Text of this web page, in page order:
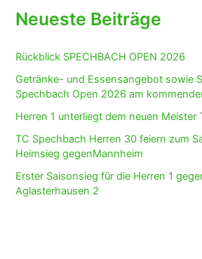
Neueste Beiträge
Rückblick SPECHBACH OPEN 2026
Getränke- und Essensangebot sowie
Spechbach Open 2026 am
Herren 1 unterliegt dem neuen Meister
TC Spechbach Herren 30 feiern zum
Heimsieg gegenMannheim
Erster Saisonsieg für die Herren 1
Aglasterhausen 2